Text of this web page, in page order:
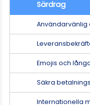
Särdrag
Användarvänlig
Emojis och
Säkra
Internationella